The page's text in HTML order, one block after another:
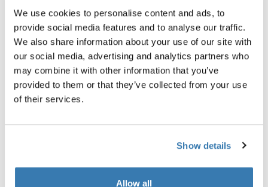
We use cookies to personalise content and ads, to
provide social media features and to analyse our traffic.
We also share information about your use of our site with
our social media, advertising and analytics partners who
may combine it with other information that you’ve
provided to them or that they’ve collected from your use
of their services.
Show details
Allow all
Toggle overview
Description du produit
Toggle features
Toutes les caractéristiques
Caractéristiques techniques
Commentaires